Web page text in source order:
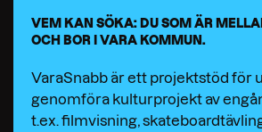
VEM KAN SÖKA: DU SOM ÄR
OCH BOR I VARA KOMMUN.
VaraSnabb är ett projektstöd för
genomföra kulturprojekt av
t.ex. filmvisning,